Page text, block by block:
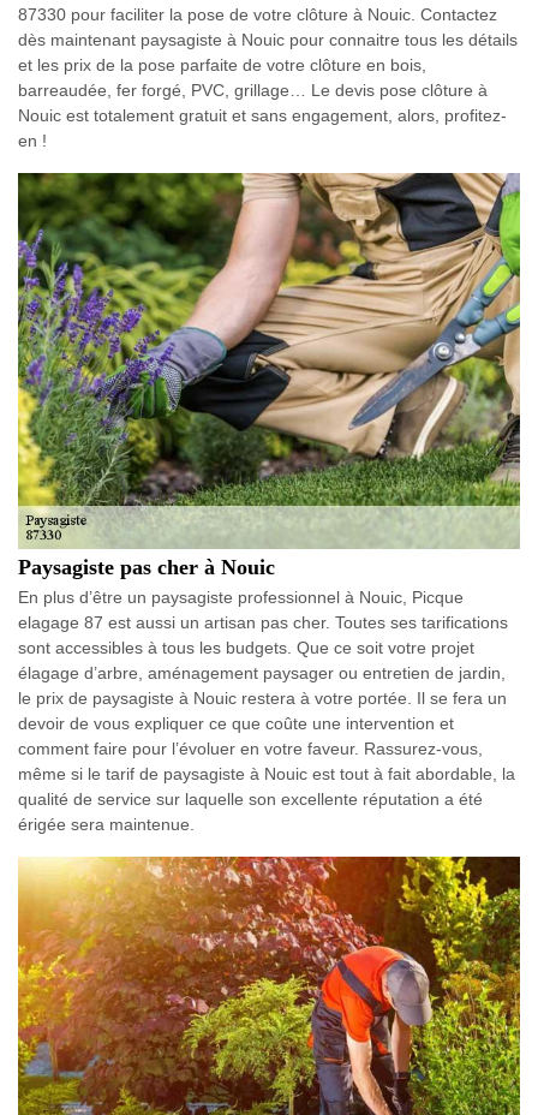
87330 pour faciliter la pose de votre clôture à Nouic. Contactez
dès maintenant paysagiste à Nouic pour connaitre tous les détails
et les prix de la pose parfaite de votre clôture en bois,
barreaudée, fer forgé, PVC, grillage… Le devis pose clôture à
Nouic est totalement gratuit et sans engagement, alors, profitez-
en !
Paysagiste pas cher à Nouic
En plus d’être un paysagiste professionnel à Nouic, Picque
elagage 87 est aussi un artisan pas cher. Toutes ses tarifications
sont accessibles à tous les budgets. Que ce soit votre projet
élagage d’arbre, aménagement paysager ou entretien de jardin,
le prix de paysagiste à Nouic restera à votre portée. Il se fera un
devoir de vous expliquer ce que coûte une intervention et
comment faire pour l’évoluer en votre faveur. Rassurez-vous,
même si le tarif de paysagiste à Nouic est tout à fait abordable, la
qualité de service sur laquelle son excellente réputation a été
érigée sera maintenue.